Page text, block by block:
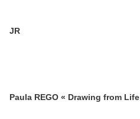
JR
Paula REGO « Drawing from